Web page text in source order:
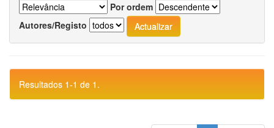
Por ordem
Autores/Registo
Resultados 1-1 de 1.